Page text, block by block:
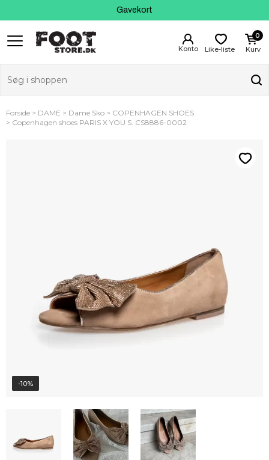
Gavekort
Kundeservice
Kurv
0
Like-liste
Forside DAME Dame Sko
COPENHAGEN SHOES
Copenhagen shoes PARIS X YOU S. CS8886-0002
-10%